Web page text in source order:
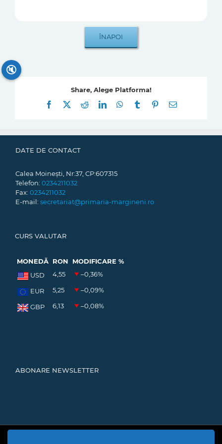
Share, Alege Platforma!
Facebook
RedditLinkedInWhatsApp
Tumblr Pinterest
E-
DATE DE CONTACT
Calea Moinești, Nr:37, CP:607315
Telefon: 0234211032
Fax: 0234211032
E-mail: secretariat@primaria-margineni.ro
CURS VALUTAR
MONEDĂ RON
MODIFICARE %
USD
4,55 –0,36%
EUR 5,25 –0,09%
GBP 6,13 –0,08%
ABONARE NEWSLETTER
🔇